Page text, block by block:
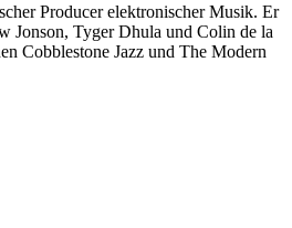
Producer elektronischer Musik. Er
Jonson, Tyger Dhula und Colin de la
Cobblestone Jazz und The Modern